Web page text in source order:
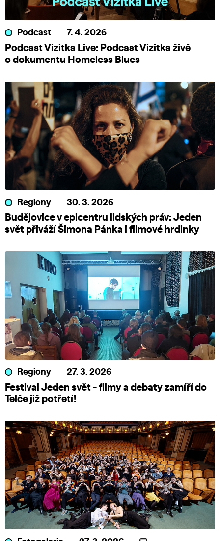
Podcast 7. 4. 2026
Podcast Vizitka Live: Podcast Vizitka živě
o dokumentu Homeless Blues
Regiony 30. 3. 2026
Budějovice v epicentru lidských práv: Jeden
svět přiváží Šimona Pánka i filmové hrdinky
Regiony 27. 3. 2026
Festival Jeden svět - filmy a debaty zamíří do
Telče již potřetí!